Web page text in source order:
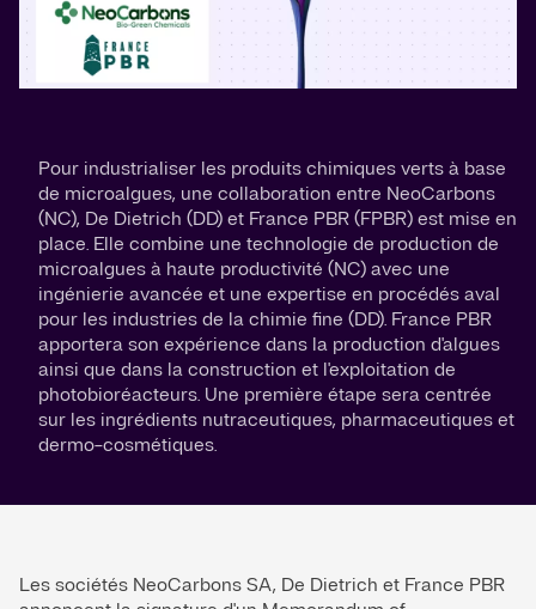
Pour industrialiser les produits chimiques verts à base
de microalgues, une collaboration entre NeoCarbons
(NC), De Dietrich (DD) et France PBR (FPBR) est mise en
place. Elle combine une technologie de production de
microalgues à haute productivité (NC) avec une
ingénierie avancée et une expertise en procédés aval
pour les industries de la chimie fine (DD). France PBR
apportera son expérience dans la production d'algues
ainsi que dans la construction et l'exploitation de
photobioréacteurs. Une première étape sera centrée
sur les ingrédients nutraceutiques, pharmaceutiques et
dermo-cosmétiques.
Les sociétés NeoCarbons SA, De Dietrich et France PBR